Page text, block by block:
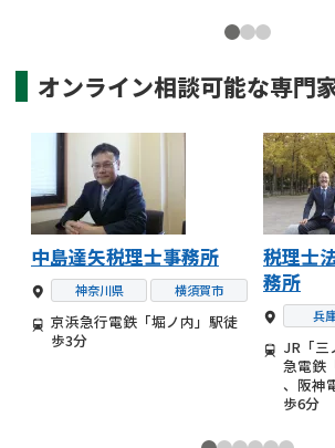
オンライン相談可能な専門
中島達矢税理士事務所
神奈川県 横須賀市
京浜急行電鉄「堀ノ内」駅徒
歩3分
税理士
務所
兵
JR「三
急電鉄
、阪神
歩6分